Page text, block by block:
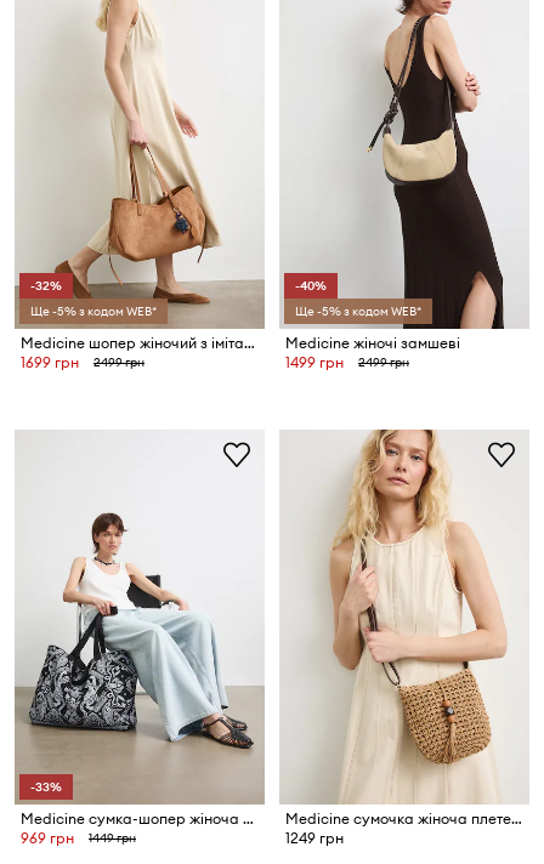
-32%
Ще -5% з кодом WEB*
Medicine шопер жіночий з імітації замші
1699 грн
2499 грн
-40%
Ще -5% з кодом WEB*
Medicine жіночі замшеві
1499 грн
2499 грн
-33%
Medicine сумка-шопер жіноча бавовняна
969 грн
1449 грн
Medicine сумочка жіноча плетена
1249 грн